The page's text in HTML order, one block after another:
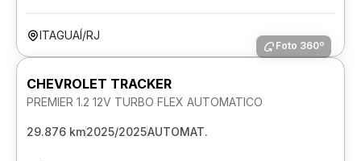
ITAGUAÍ/RJ
Foto 360º
CHEVROLET TRACKER
PREMIER 1.2 12V TURBO FLEX AUTOMATICO
29.876 km2025/2025AUTOMAT.